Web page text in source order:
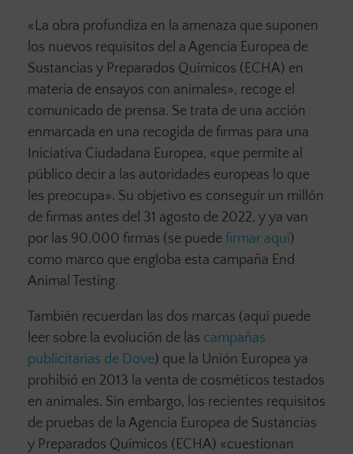
«La obra profundiza en la amenaza que suponen
los nuevos requisitos del a Agencia Europea de
Sustancias y Preparados Químicos (ECHA) en
materia de ensayos con animales», recoge el
comunicado de prensa. Se trata de una acción
enmarcada en una recogida de firmas para una
Iniciativa Ciudadana Europea, «que permite al
público decir a las autoridades europeas lo que
les preocupa». Su objetivo es conseguir un millón
de firmas antes del 31 agosto de 2022, y ya van
por las 90.000 firmas (se puede firmar aquí)
como marco que engloba esta campaña End
Animal Testing.
También recuerdan las dos marcas (aquí puede
leer sobre la evolución de las campañas
publicitarias de Dove) que la Unión Europea ya
prohibió en 2013 la venta de cosméticos testados
en animales. Sin embargo, los recientes requisitos
de pruebas de la Agencia Europea de Sustancias
y Preparados Químicos (ECHA) «cuestionan